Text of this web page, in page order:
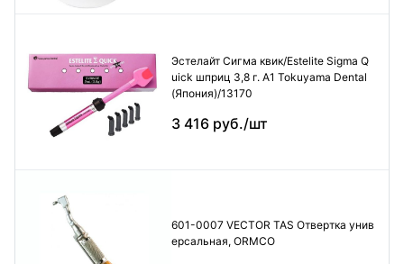
Эстелайт Сигма квик/Estelite Sigma Q
uick шприц 3,8 г. А1 Tokuyama Dental
(Япония)/13170
3 416 руб./шт
601-0007 VECTOR TAS Отвертка унив
ерсальная, ORMCO